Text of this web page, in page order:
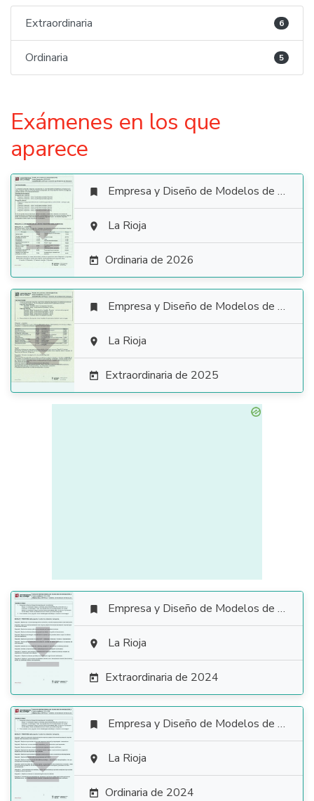
Extraordinaria 6
Ordinaria 5
Exámenes en los que
aparece

 Empresa y Diseño de Modelos de Negocio
 La Rioja
 Ordinaria de 2026

 Empresa y Diseño de Modelos de Negocio
 La Rioja
 Extraordinaria de 2025

 Empresa y Diseño de Modelos de Negocio
 La Rioja
 Extraordinaria de 2024

 Empresa y Diseño de Modelos de Negocio
 La Rioja
 Ordinaria de 2024